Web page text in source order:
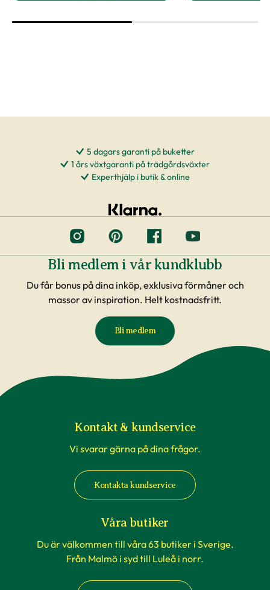
5 dagars garanti på buketter
1 års växtgaranti på trädgårdsväxter
Experthjälp i butik & online
Bli medlem i vår kundklubb
Du får bonus på dina inköp, exklusiva förmåner och
massor av inspiration. Helt kostnadsfritt.
Bli medlem
Kontakt & kundservice
Vi svarar gärna på dina frågor.
Kontakta kundservice
Våra butiker
Du är välkommen till våra 63 butiker i Sverige.
Från Malmö i syd till Luleå i norr.